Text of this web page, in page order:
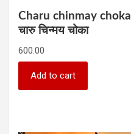
Charu chinmay choka
चारु चिन्मय चोका
600.00
Add to cart